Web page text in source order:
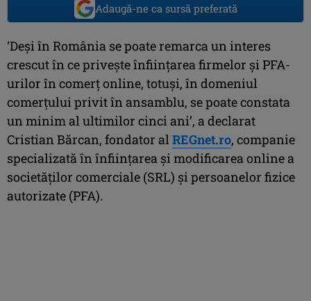
Adaugă-ne ca sursă preferată
‘Deşi în România se poate remarca un interes
crescut în ce priveşte înfiinţarea firmelor şi PFA-
urilor în comerţ online, totuşi, în domeniul
comerţului privit în ansamblu, se poate constata
un minim al ultimilor cinci ani’, a declarat
Cristian Bărcan, fondator al REGnet.ro, companie
specializată în înfiinţarea şi modificarea online a
societăţilor comerciale (SRL) şi persoanelor fizice
autorizate (PFA).